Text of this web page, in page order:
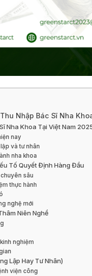
Nhập Bác Sĩ Nha
Nha Khoa Tại Việt Nam
nay
và tư nhân
nha khoa
Tố Quyết Định Hàng Đầu
sâu
thực hành
nghệ mới
Niên Nghề
nghiệm
Lập Hay Tư Nhân)
viện công